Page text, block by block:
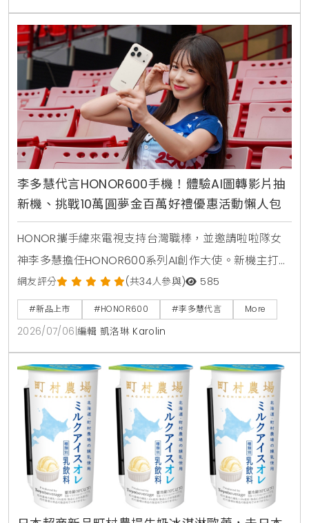
定旬味。
李多慧代言HONOR600手機！體驗AI圖轉影片抽
新機、挑戰10萬圓夢金百萬好禮優惠活動懶人包
HONOR攜手緯來電視支持台灣職棒，並邀請啦啦隊女
神李多慧擔任HONOR600系列AI創作大使。新機主打業
界首發AI圖轉影片功能，即日起至7月31日舉辦一鍵造夢
活動，至台北三創或遠傳門市體驗創作有機會獲得新
機，參與網站投票週週抽HONOR600手機，上市後購
機創作還能角逐10萬圓夢金。
網友評分 (共34人參與) 585
#新品上市 #HONOR600 #李多慧代言 More
2026/07/06 編輯 凱洛琳 Karolin